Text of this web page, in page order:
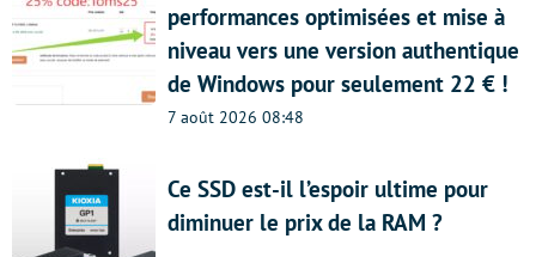
performances optimisées et mise à
niveau vers une version authentique
de Windows pour seulement 22 € !
7 août 2026 08:48
Ce SSD est-il l’espoir ultime pour
diminuer le prix de la RAM ?